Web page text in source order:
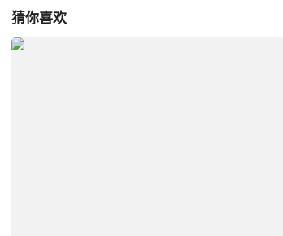
猜你喜欢